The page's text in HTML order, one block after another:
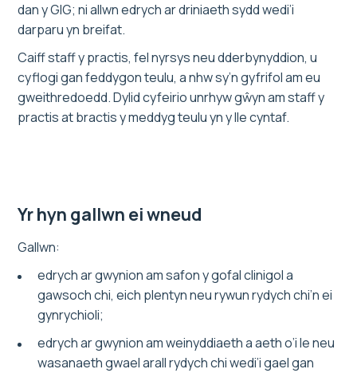
dan y GIG; ni allwn edrych ar driniaeth sydd wedi’i
darparu yn breifat.
Caiff staff y practis, fel nyrsys neu dderbynyddion, u
cyflogi gan feddygon teulu, a nhw sy’n gyfrifol am eu
gweithredoedd. Dylid cyfeirio unrhyw gŵyn am staff y
practis at bractis y meddyg teulu yn y lle cyntaf.
Yr hyn gallwn ei wneud
Gallwn:
edrych ar gwynion am safon y gofal clinigol a
gawsoch chi, eich plentyn neu rywun rydych chi’n ei
gynrychioli;
edrych ar gwynion am weinyddiaeth a aeth o’i le neu
wasanaeth gwael arall rydych chi wedi’i gael gan